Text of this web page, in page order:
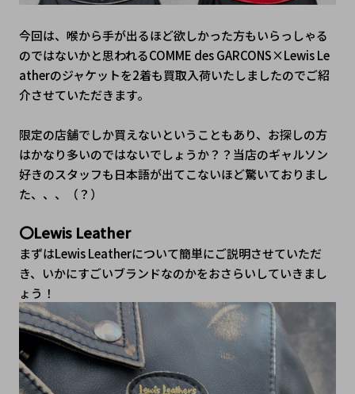
今回は、喉から手が出るほど欲しかった方もいらっしゃる
のではないかと思われるCOMME des GARCONS×Lewis Le
atherのジャケットを2着も買取入荷いたしましたのでご紹
介させていただきます。
限定の店舗でしか買えないということもあり、お探しの方
はかなり多いのではないでしょうか？？当店のギャルソン
好きのスタッフも日本語が出てこないほど驚いておりまし
た、、、（？）
〇Lewis Leather
まずはLewis Leatherについて簡単にご説明させていただ
き、いかにすごいブランドなのかをおさらいしていきまし
ょう！